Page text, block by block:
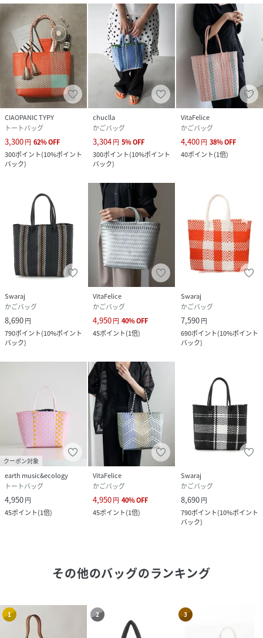
CIAOPANIC TYPY
トートバッグ
3,300円 62%OFF
300ポイント(10%ポイント
バック)
chuclla
かごバッグ
3,304円 5%OFF
300ポイント(10%ポイント
バック)
VitaFelice
かごバッグ
4,400円 38%OFF
40ポイント(1倍)
Swaraj
かごバッグ
8,690円
790ポイント(10%ポイント
バック)
VitaFelice
かごバッグ
4,950円 40%OFF
45ポイント(1倍)
Swaraj
かごバッグ
7,590円
690ポイント(10%ポイント
バック)
クーポン対象
earth music&ecology
トートバッグ
4,950円
45ポイント(1倍)
VitaFelice
かごバッグ
4,950円 40%OFF
45ポイント(1倍)
Swaraj
かごバッグ
8,690円
790ポイント(10%ポイント
バック)
その他のバッグのランキング
1 2 3